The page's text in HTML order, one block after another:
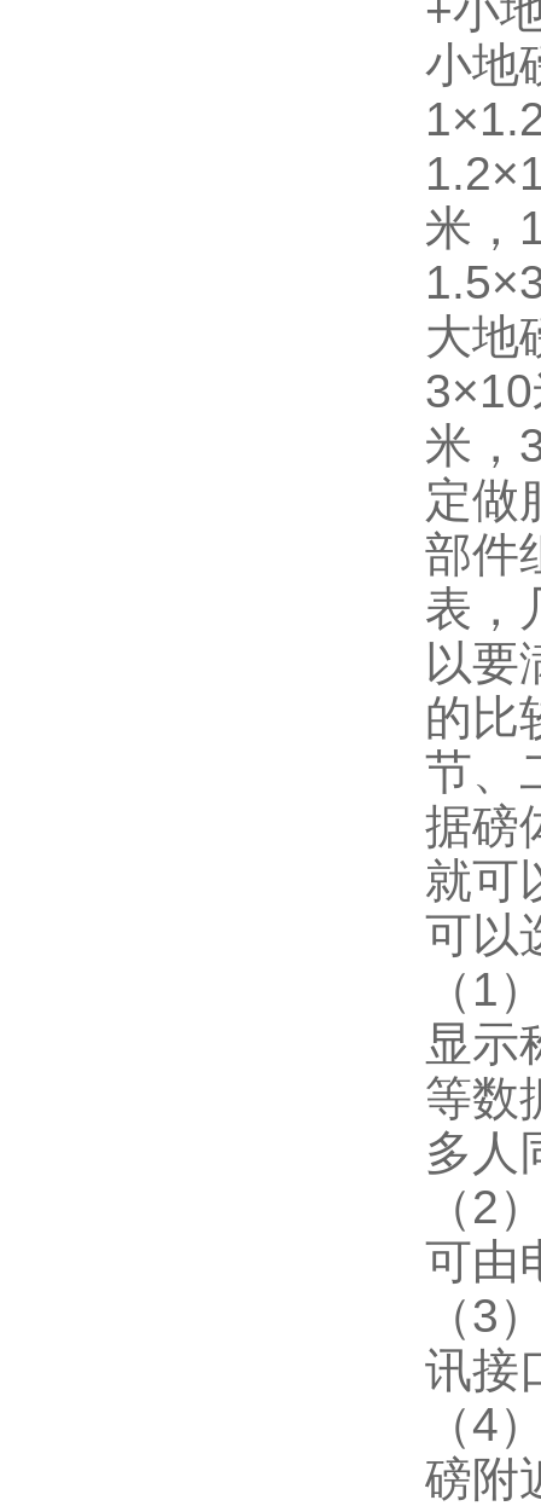
小地
米，
大地
米，
定做
部件
表，
以要
的比
节、
据磅
就可
可以
（1
显示
等数
多人
（2
可由
（3
讯接
（4
磅附